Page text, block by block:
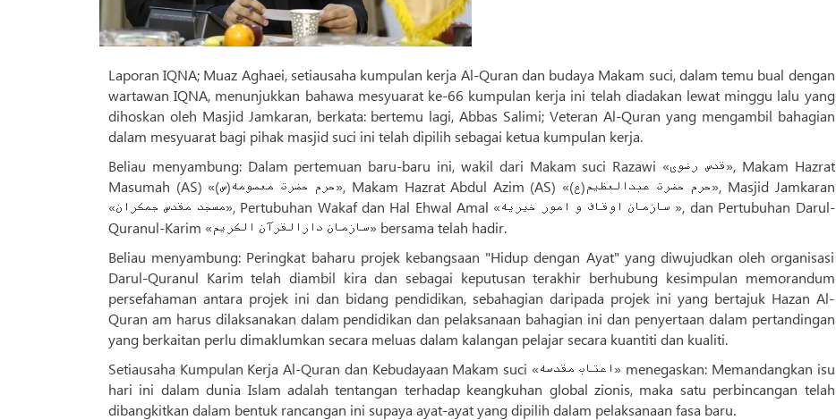
Laporan IQNA; Muaz Aghaei, setiausaha kumpulan kerja Al-Quran dan budaya Makam suci, dalam temu bual dengan
wartawan IQNA, menunjukkan bahawa mesyuarat ke-66 kumpulan kerja ini telah diadakan lewat minggu lalu yang
dihoskan oleh Masjid Jamkaran, berkata: bertemu lagi, Abbas Salimi; Veteran Al-Quran yang mengambil bahagian
dalam mesyuarat bagi pihak masjid suci ini telah dipilih sebagai ketua kumpulan kerja.
Beliau menyambung: Dalam pertemuan baru-baru ini, wakil dari Makam suci Razawi «قدس رضوی», Makam Hazrat
Masumah (AS) «حرم حضرت معصومه(س)», Makam Hazrat Abdul Azim (AS) «حرم حضرت عبدالعظیم(ع)», Masjid Jamkaran
«مسجد مقدس جمکران», Pertubuhan Wakaf dan Hal Ehwal Amal «سازمان اوقاف و امور خیریه », dan Pertubuhan Darul-
Quranul-Karim «سازمان دارالقرآن‌ الکریم» bersama telah hadir.
Beliau menyambung: Peringkat baharu projek kebangsaan "Hidup dengan Ayat" yang diwujudkan oleh organisasi
Darul-Quranul Karim telah diambil kira dan sebagai keputusan terakhir berhubung kesimpulan memorandum
persefahaman antara projek ini dan bidang pendidikan, sebahagian daripada projek ini yang bertajuk Hazan Al-
Quran am harus dilaksanakan dalam pendidikan dan pelaksanaan bahagian ini dan penyertaan dalam pertandingan
yang berkaitan perlu dimaklumkan secara meluas dalam kalangan pelajar secara kuantiti dan kualiti.
Setiausaha Kumpulan Kerja Al-Quran dan Kebudayaan Makam suci «اعتاب مقدسه» menegaskan: Memandangkan isu
hari ini dalam dunia Islam adalah tentangan terhadap keangkuhan global zionis, maka satu perbincangan telah
dibangkitkan dalam bentuk rancangan ini supaya ayat-ayat yang dipilih dalam pelaksanaan fasa baru.